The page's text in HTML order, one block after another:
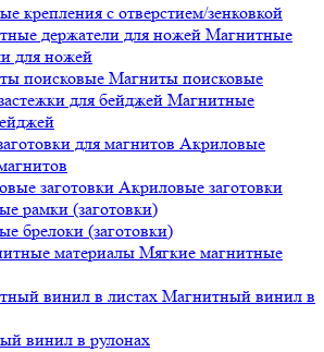
крепления с отверстием/зенковкой
Магнитные
для ножей
Магниты поисковые
Магнитные
Акриловые
Акриловые заготовки
рамки (заготовки)
брелоки (заготовки)
Мягкие магнитные
Магнитный винил в
винил в рулонах